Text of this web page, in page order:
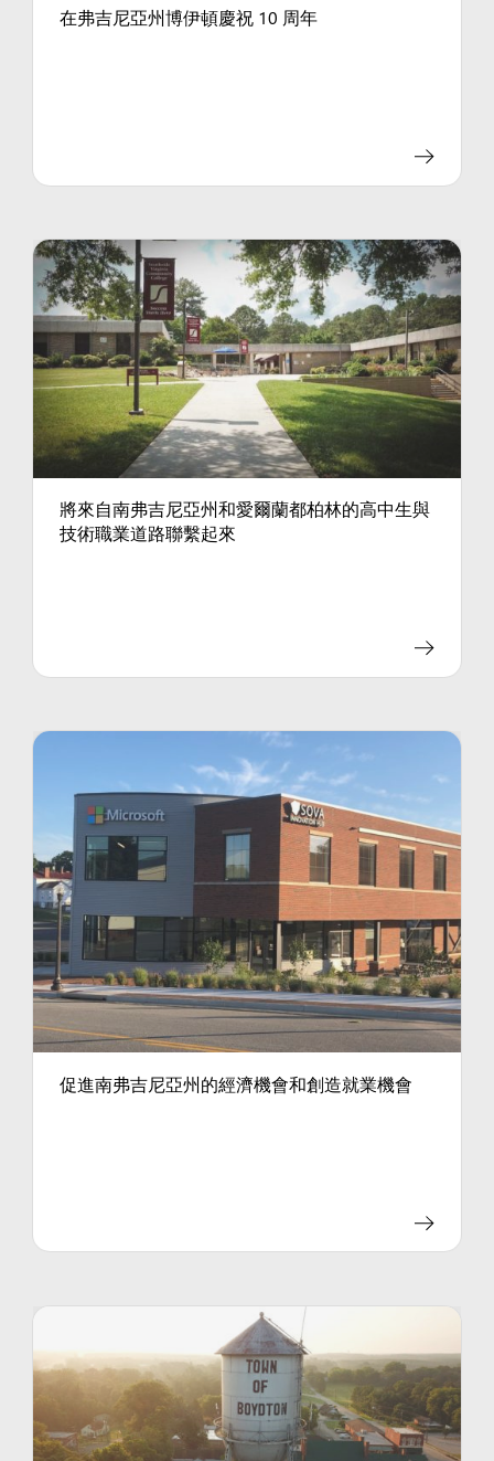
在弗吉尼亞州博伊頓慶祝 10 周年
將來自南弗吉尼亞州和愛爾蘭都柏林的高中生與
技術職業道路聯繫起來
促進南弗吉尼亞州的經濟機會和創造就業機會